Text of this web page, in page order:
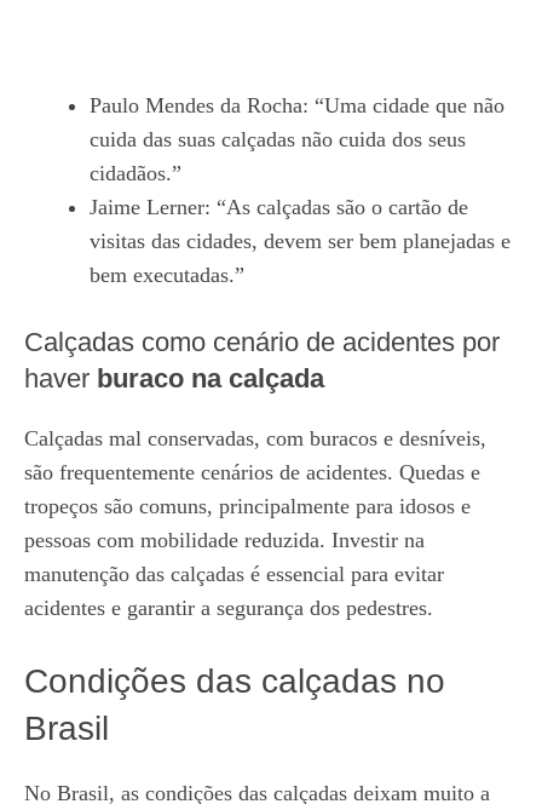
Paulo Mendes da Rocha: “Uma cidade que não
cuida das suas calçadas não cuida dos seus
cidadãos.”
Jaime Lerner: “As calçadas são o cartão de
visitas das cidades, devem ser bem planejadas e
bem executadas.”
Calçadas como cenário de acidentes por
haver buraco na calçada
Calçadas mal conservadas, com buracos e desníveis,
são frequentemente cenários de acidentes. Quedas e
tropeços são comuns, principalmente para idosos e
pessoas com mobilidade reduzida. Investir na
manutenção das calçadas é essencial para evitar
acidentes e garantir a segurança dos pedestres.
Condições das calçadas no
Brasil
No Brasil, as condições das calçadas deixam muito a